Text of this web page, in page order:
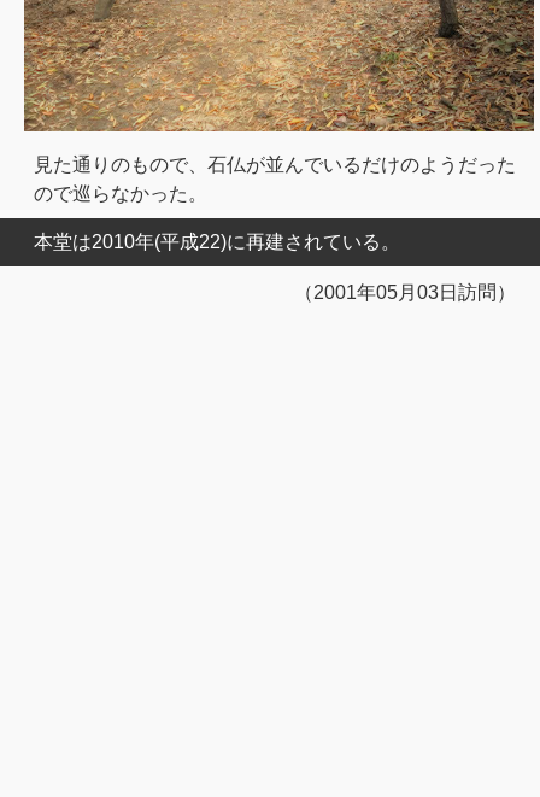
見た通りのもので、石仏が並んでいるだけのようだった
ので巡らなかった。
本堂は2010年(平成22)に再建されている。
（2001年05月03日訪問）